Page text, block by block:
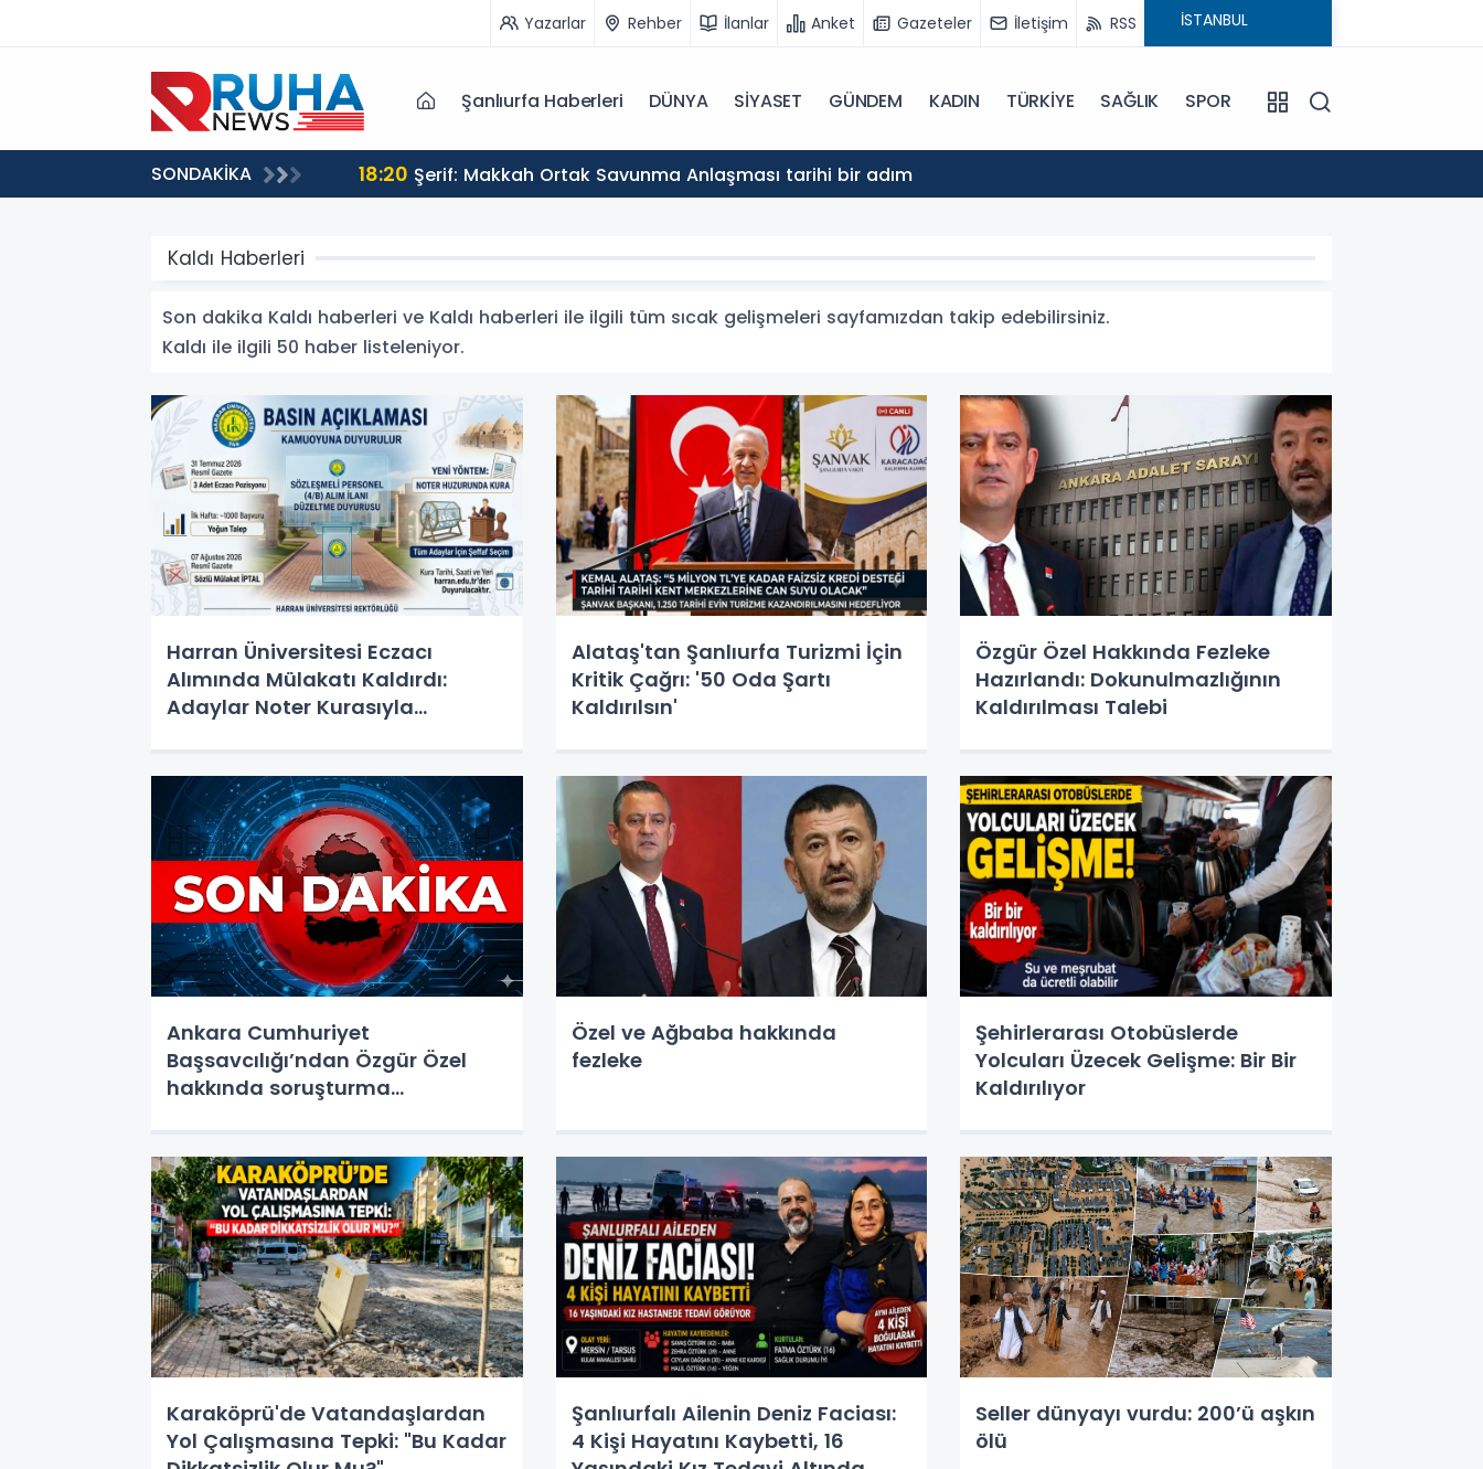
Yazarlar Rehber İlanlar Anket Gazeteler İletişim RSS
Şanlıurfa Haberleri DÜNYA SİYASET GÜNDEM KADIN TÜRKİYE SAĞLIK SPOR
SONDAKİKA 18:20 Şerif: Makkah Ortak Savunma Anlaşması tarihi bir adım
Kaldı Haberleri
Son dakika Kaldı haberleri ve Kaldı haberleri ile ilgili tüm sıcak gelişmeleri sayfamızdan takip edebilirsiniz.
Kaldı ile ilgili 50 haber listeleniyor.
Harran Üniversitesi Eczacı
Alımında Mülakatı Kaldırdı:
Adaylar Noter Kurasıyla
Alataş'tan Şanlıurfa Turizmi İçin
Kritik Çağrı: '50 Oda Şartı
Kaldırılsın'
Özgür Özel Hakkında Fezleke
Hazırlandı: Dokunulmazlığının
Kaldırılması Talebi
Ankara Cumhuriyet
Başsavcılığı’ndan Özgür Özel
hakkında soruşturma
Özel ve Ağbaba hakkında
fezleke
Şehirlerarası Otobüslerde
Yolcuları Üzecek Gelişme: Bir Bir
Kaldırılıyor
Karaköprü'de Vatandaşlardan
Yol Çalışmasına Tepki: "Bu Kadar
Şanlıurfalı Ailenin Deniz Faciası:
4 Kişi Hayatını Kaybetti, 16
Seller dünyayı vurdu: 200’ü aşkın
ölü